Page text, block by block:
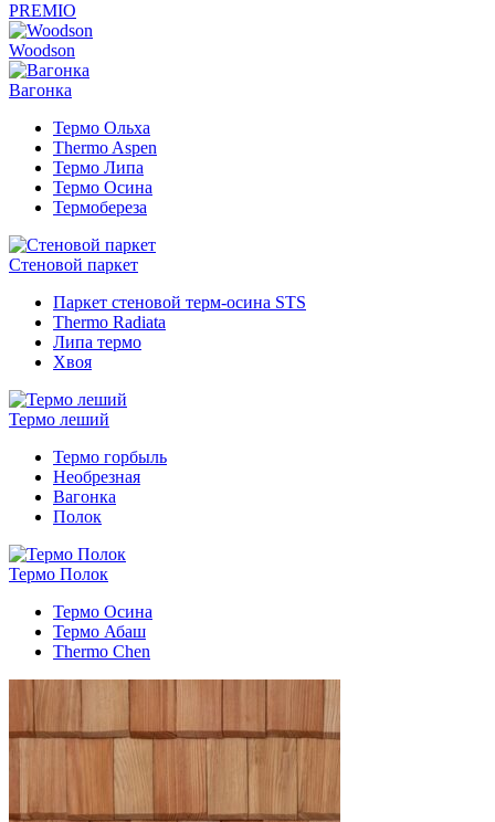
PREMIO
Woodson
Вагонка
Термо Ольха
Thermo Aspen
Термо Липа
Термо Осина
Термобереза
Стеновой паркет
Паркет стеновой терм-осина STS
Thermo Radiata
Липа термо
Хвоя
Термо леший
Термо горбыль
Необрезная
Вагонка
Полок
Термо Полок
Термо Осина
Термо Абаш
Thermo Chen